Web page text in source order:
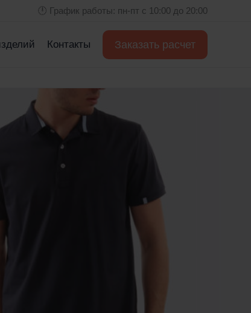
🕛 График работы: пн-пт с 10:00 до 20:00
Контакты Заказать расчет